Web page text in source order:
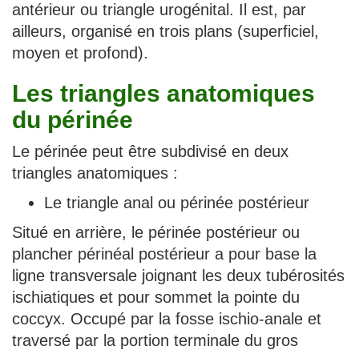
antérieur ou triangle urogénital. Il est, par
ailleurs, organisé en trois plans (superficiel,
moyen et profond).
Les triangles anatomiques
du périnée
Le périnée peut être subdivisé en deux
triangles anatomiques :
Le triangle anal ou périnée postérieur
Situé en arrière, le périnée postérieur ou
plancher périnéal postérieur a pour base la
ligne transversale joignant les deux tubérosités
ischiatiques et pour sommet la pointe du
coccyx. Occupé par la fosse ischio-anale et
traversé par la portion terminale du gros